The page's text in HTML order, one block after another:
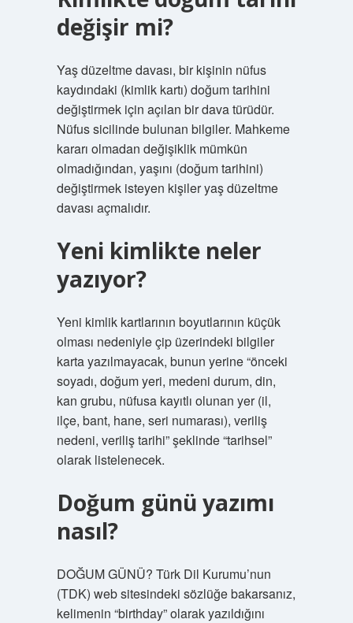
değişir mi?
Yaş düzeltme davası, bir kişinin nüfus
kaydındaki (kimlik kartı) doğum tarihini
değiştirmek için açılan bir dava türüdür.
Nüfus sicilinde bulunan bilgiler. Mahkeme
kararı olmadan değişiklik mümkün
olmadığından, yaşını (doğum tarihini)
değiştirmek isteyen kişiler yaş düzeltme
davası açmalıdır.
Yeni kimlikte neler
yazıyor?
Yeni kimlik kartlarının boyutlarının küçük
olması nedeniyle çip üzerindeki bilgiler
karta yazılmayacak, bunun yerine “önceki
soyadı, doğum yeri, medeni durum, din,
kan grubu, nüfusa kayıtlı olunan yer (il,
ilçe, bant, hane, seri numarası), veriliş
nedeni, veriliş tarihi” şeklinde “tarihsel”
olarak listelenecek.
Doğum günü yazımı
nasıl?
DOĞUM GÜNÜ? Türk Dil Kurumu’nun
(TDK) web sitesindeki sözlüğe bakarsanız,
kelimenin “birthday” olarak yazıldığını